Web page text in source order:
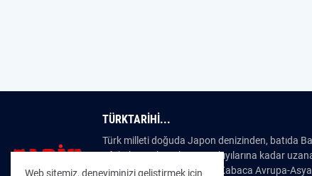
TÜRKTARIHI...
Türk milleti doğuda Japon denizinden, batıda
Afrika’nın Atlas Okyanusu kıyılarına kadar
dünyanın en eski milletidir. Kabaca Avrupa-
Web sitemiz, deneyiminizi geliştirmek için